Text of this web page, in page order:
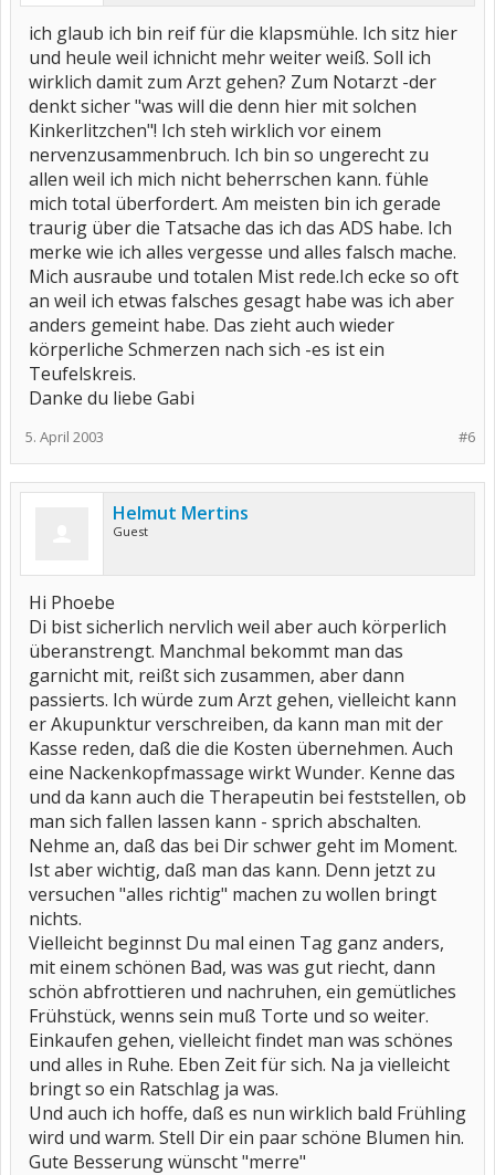
ich glaub ich bin reif für die klapsmühle. Ich sitz hier
und heule weil ichnicht mehr weiter weiß. Soll ich
wirklich damit zum Arzt gehen? Zum Notarzt -der
denkt sicher "was will die denn hier mit solchen
Kinkerlitzchen"! Ich steh wirklich vor einem
nervenzusammenbruch. Ich bin so ungerecht zu
allen weil ich mich nicht beherrschen kann. fühle
mich total überfordert. Am meisten bin ich gerade
traurig über die Tatsache das ich das ADS habe. Ich
merke wie ich alles vergesse und alles falsch mache.
Mich ausraube und totalen Mist rede.Ich ecke so oft
an weil ich etwas falsches gesagt habe was ich aber
anders gemeint habe. Das zieht auch wieder
körperliche Schmerzen nach sich -es ist ein
Teufelskreis.
Danke du liebe Gabi
#6
5. April 2003
Helmut Mertins
Guest
Hi Phoebe
Di bist sicherlich nervlich weil aber auch körperlich
überanstrengt. Manchmal bekommt man das
garnicht mit, reißt sich zusammen, aber dann
passierts. Ich würde zum Arzt gehen, vielleicht kann
er Akupunktur verschreiben, da kann man mit der
Kasse reden, daß die die Kosten übernehmen. Auch
eine Nackenkopfmassage wirkt Wunder. Kenne das
und da kann auch die Therapeutin bei feststellen, ob
man sich fallen lassen kann - sprich abschalten.
Nehme an, daß das bei Dir schwer geht im Moment.
Ist aber wichtig, daß man das kann. Denn jetzt zu
versuchen "alles richtig" machen zu wollen bringt
nichts.
Vielleicht beginnst Du mal einen Tag ganz anders,
mit einem schönen Bad, was was gut riecht, dann
schön abfrottieren und nachruhen, ein gemütliches
Frühstück, wenns sein muß Torte und so weiter.
Einkaufen gehen, vielleicht findet man was schönes
und alles in Ruhe. Eben Zeit für sich. Na ja vielleicht
bringt so ein Ratschlag ja was.
Und auch ich hoffe, daß es nun wirklich bald Frühling
wird und warm. Stell Dir ein paar schöne Blumen hin.
Gute Besserung wünscht "merre"